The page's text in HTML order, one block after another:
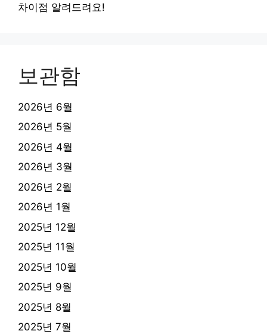
차이점 알려드려요!
보관함
2026년 6월
2026년 5월
2026년 4월
2026년 3월
2026년 2월
2026년 1월
2025년 12월
2025년 11월
2025년 10월
2025년 9월
2025년 8월
2025년 7월